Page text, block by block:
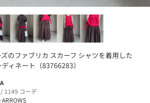
のファブリカ スカーフ シャツを着用した
ィネート（83766283）
1149 コーデ